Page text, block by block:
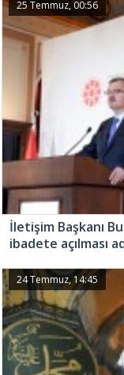
25 Temmuz, 00:56
İletişim Başkanı
ibadete açılması
24 Temmuz, 14:45